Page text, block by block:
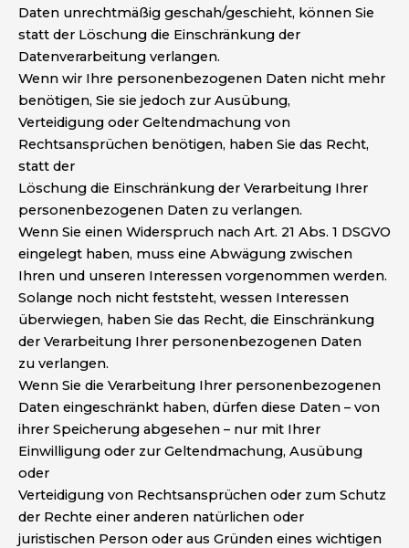
Daten unrechtmäßig geschah/geschieht, können Sie
statt der Löschung die Einschränkung der
Datenverarbeitung verlangen.
Wenn wir Ihre personenbezogenen Daten nicht mehr
benötigen, Sie sie jedoch zur Ausübung,
Verteidigung oder Geltendmachung von
Rechtsansprüchen benötigen, haben Sie das Recht,
statt der
Löschung die Einschränkung der Verarbeitung Ihrer
personenbezogenen Daten zu verlangen.
Wenn Sie einen Widerspruch nach Art. 21 Abs. 1 DSGVO
eingelegt haben, muss eine Abwägung zwischen
Ihren und unseren Interessen vorgenommen werden.
Solange noch nicht feststeht, wessen Interessen
überwiegen, haben Sie das Recht, die Einschränkung
der Verarbeitung Ihrer personenbezogenen Daten
zu verlangen.
Wenn Sie die Verarbeitung Ihrer personenbezogenen
Daten eingeschränkt haben, dürfen diese Daten – von
ihrer Speicherung abgesehen – nur mit Ihrer
Einwilligung oder zur Geltendmachung, Ausübung
oder
Verteidigung von Rechtsansprüchen oder zum Schutz
der Rechte einer anderen natürlichen oder
juristischen Person oder aus Gründen eines wichtigen